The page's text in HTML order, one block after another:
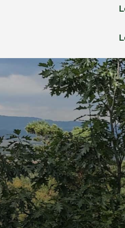
VSTUPNÍ POHOVOR